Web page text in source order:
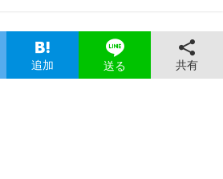
追加 送る 共有